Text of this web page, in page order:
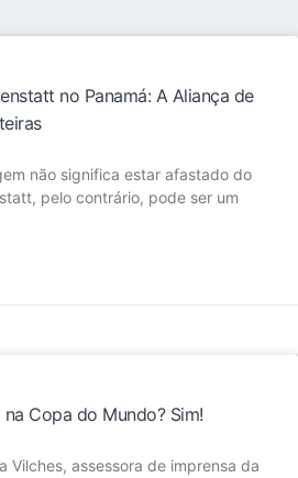
no Panamá: A Aliança de
não significa estar afastado do
pelo contrário, pode ser um
Copa do Mundo? Sim!
Vilches, assessora de imprensa da